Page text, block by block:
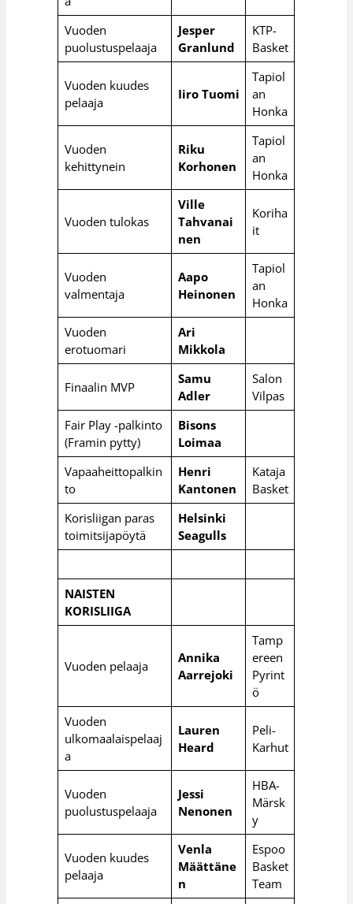
Vuoden
puolustuspelaaja
Jesper
Granlund
KTP-
Basket
Vuoden kuudes
pelaaja
Iiro Tuomi
Tapiol
an
Honka
Vuoden
kehittynein
Riku
Korhonen
Tapiol
an
Honka
Vuoden tulokas
Ville
Tahvanai
nen
Koriha
it
Vuoden
valmentaja
Aapo
Heinonen
Tapiol
an
Honka
Vuoden
erotuomari
Ari
Mikkola
Finaalin MVP
Samu
Adler
Salon
Vilpas
Fair Play -palkinto
(Framin pytty)
Bisons
Loimaa
Vapaaheittopalkin
to
Henri
Kantonen
Kataja
Basket
Korisliigan paras
toimitsijapöytä
Helsinki
Seagulls
NAISTEN
KORISLIIGA
Vuoden pelaaja
Annika
Aarrejoki
Tamp
ereen
Pyrint
ö
Vuoden
ulkomaalaispelaaj
a
Lauren
Heard
Peli-
Karhut
Vuoden
puolustuspelaaja
Jessi
Nenonen
HBA-
Märsk
y
Vuoden kuudes
pelaaja
Venla
Määttäne
n
Espoo
Basket
Team